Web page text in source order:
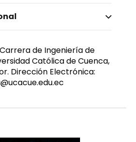
Leopoldo
Masculinode Ingeniería de
Católica de Cuenca,
Dirección Electrónica: